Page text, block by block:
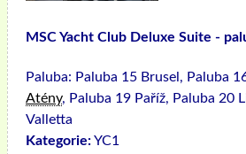
MSC Yacht Club Deluxe Suite -
Paluba: Paluba 15 Brusel, Paluba
Atény, Paluba 19 Paříž, Paluba 20
Valletta
Kategorie:YC1